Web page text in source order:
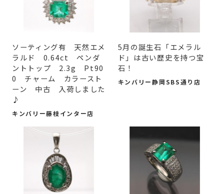
ソーティング有 天然エメ
ラルド 0.64ct ペンダ
ントトップ 2.3g Pt90
0 チャーム カラースト
ーン 中古 入荷しました
♪
キンバリー藤枝インター店
5月の誕生石「エメラル
ド」は古い歴史を持つ宝
石！
キンバリー静岡SBS通り店